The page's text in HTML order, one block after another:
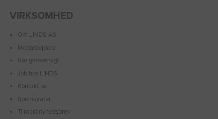
VIRKSOMHED
Om LINDS AS
Medarbejdere
Sælgeroversigt
Job hos LINDS
Kontakt os
Sponsorater
Tilmeld nyhedsbrev